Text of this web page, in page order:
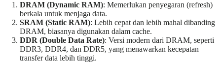
DRAM (Dynamic RAM): Memerlukan penyegaran (refresh)
berkala untuk menjaga data.
SRAM (Static RAM): Lebih cepat dan lebih mahal dibanding
DRAM, biasanya digunakan dalam cache.
DDR (Double Data Rate): Versi modern dari DRAM, seperti
DDR3, DDR4, dan DDR5, yang menawarkan kecepatan
transfer data lebih tinggi.